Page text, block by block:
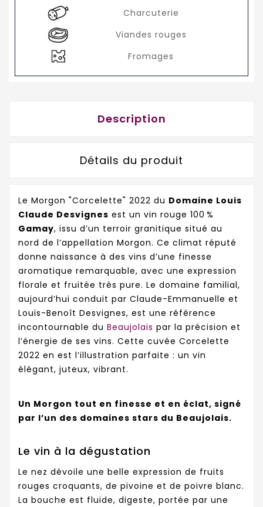
Charcuterie
Viandes rouges
Fromages
Description
Détails du produit
Le Morgon "Corcelette" 2022 du Domaine Louis
Claude Desvignes est un vin rouge 100 %
Gamay, issu d’un terroir granitique situé au
nord de l’appellation Morgon. Ce climat réputé
donne naissance à des vins d’une finesse
aromatique remarquable, avec une expression
florale et fruitée très pure. Le domaine familial,
aujourd’hui conduit par Claude-Emmanuelle et
Louis-Benoît Desvignes, est une référence
incontournable du Beaujolais par la précision et
l’énergie de ses vins. Cette cuvée Corcelette
2022 en est l’illustration parfaite : un vin
élégant, juteux, vibrant.
Un Morgon tout en finesse et en éclat, signé
par l’un des domaines stars du Beaujolais.
Le vin à la dégustation
Le nez dévoile une belle expression de fruits
rouges croquants, de pivoine et de poivre blanc.
La bouche est fluide, digeste, portée par une